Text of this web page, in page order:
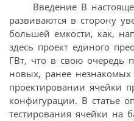
Введение В
развиваются в сторону
большей емкости, как,
здесь проект единого
ГВт, что в свою очередь
новых, ранее
проектировании ячейки
конфигурации. В статье
тестирования ячейки на